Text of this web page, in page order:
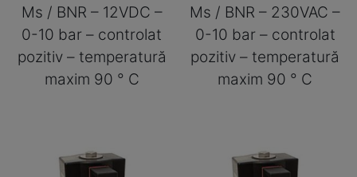
Ms / BNR – 12VDC –
0-10 bar – controlat
pozitiv – temperatură
maxim 90 ° C
Ms / BNR – 230VAC –
0-10 bar – controlat
pozitiv – temperatură
maxim 90 ° C